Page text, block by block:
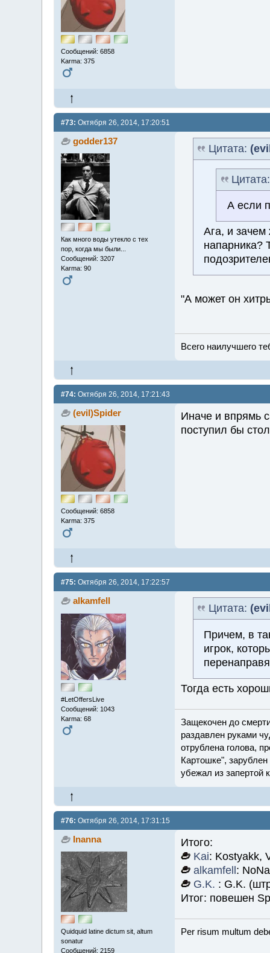
Сообщений: 6858
Karma: 375
#73: Октября 26, 2014, 17:20:51
godder137
Как много воды утекло с тех
пор, когда мы были...
Сообщений: 3207
Karma: 90
Цитата:
А если
Ага, и зачем
напарника?
"А может он
Всего наилучшего
#74: Октября 26, 2014, 17:21:43
(evil)Spider
Сообщений: 6858
Karma: 375
Иначе и впрямь
поступил бы
#75: Октября 26, 2014, 17:22:57
alkamfell
#LetOffersLive
Сообщений: 1043
Karma: 68
Цитата:
Причем, в
игрок,
Тогда есть
Защекочен до
раздавлен руками
отрублена голова,
Картошке",
убежал из запертой
#76: Октября 26, 2014, 17:31:15
Inanna
Quidquid latine dictum sit, altum
sonatur
Сообщений: 2159
Итого:
Kai: Kostyakk,
alkamfell:
G.K. : G.K.
Итог: повешен
Per risum multum